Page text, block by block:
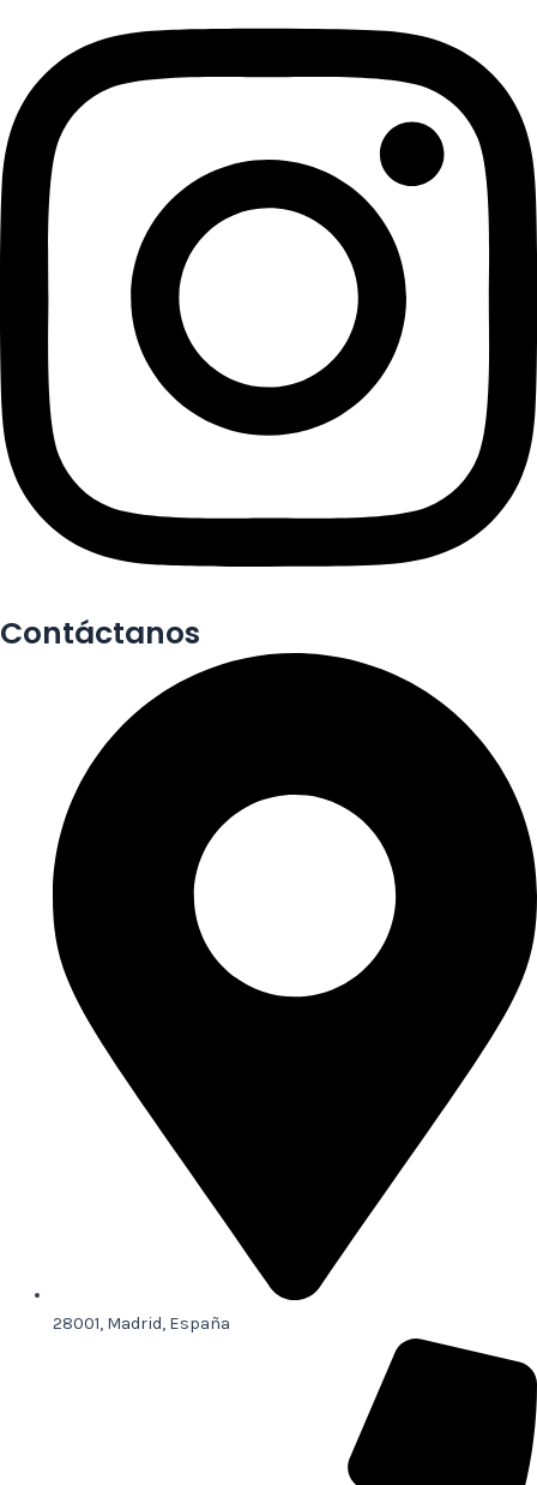
Contáctanos
28001, Madrid, España